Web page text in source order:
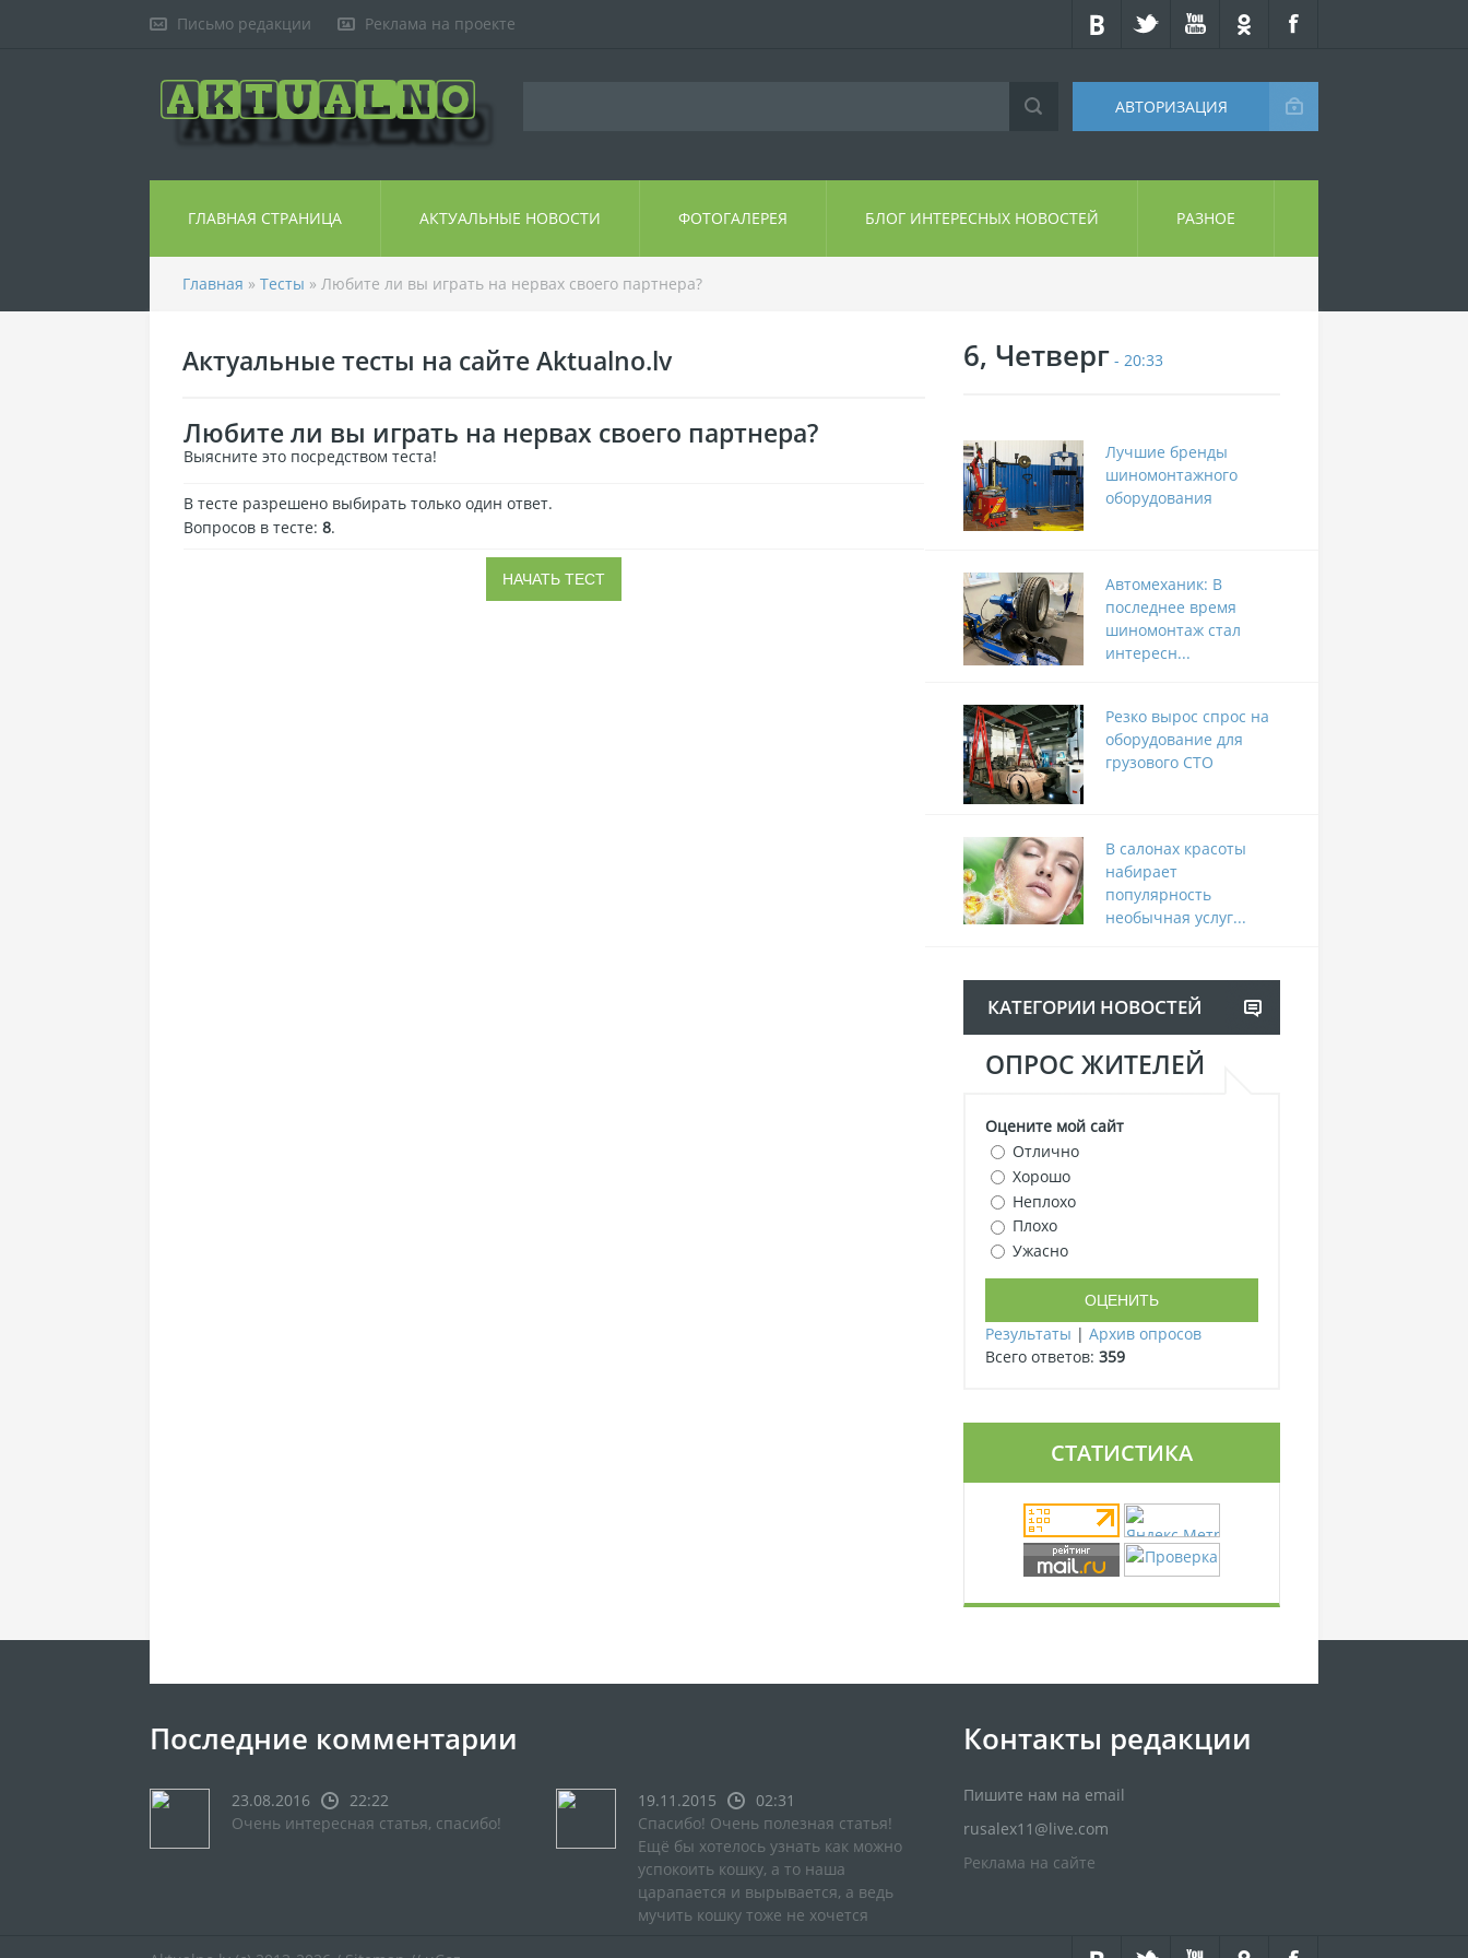
Письмо редакции Реклама на проекте
АВТОРИЗАЦИЯ
ГЛАВНАЯ СТРАНИЦА АКТУАЛЬНЫЕ НОВОСТИ ФОТОГАЛЕРЕЯ БЛОГ ИНТЕРЕСНЫХ НОВОСТЕЙ РАЗНОЕ
Главная » Тесты » Любите ли вы играть на нервах своего партнера?
Актуальные тесты на сайте Aktualno.lv
Любите ли вы играть на нервах своего партнера?
Выясните это посредством теста!
В тесте разрешено выбирать только один ответ.
Вопросов в тесте: 8.
6, Четверг - 20:33
Лучшие бренды
шиномонтажного
оборудования
Автомеханик: В
последнее время
шиномонтаж стал
интересн...
Резко вырос спрос на
оборудование для
грузового СТО
В салонах красоты
набирает
популярность
необычная услуг...
КАТЕГОРИИ НОВОСТЕЙ
ОПРОС ЖИТЕЛЕЙ
Оцените мой сайт
Отлично
Хорошо
Неплохо
Плохо
Ужасно
Результаты | Архив опросов
Всего ответов: 359
СТАТИСТИКА
Последние комментарии
23.08.2016
22:22
Очень интересная статья, спасибо!
19.11.2015
02:31
Спасибо! Очень полезная статья!
Ещё бы хотелось узнать как можно
успокоить кошку, а то наша
царапается и вырывается, а ведь
мучить кошку тоже не хочется
Контакты редакции
Пишите нам на email
rusalex11@live.com
Реклама на сайте